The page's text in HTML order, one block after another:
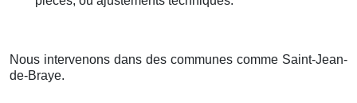
Nous intervenons dans des communes comme Saint-Jean-
de-Braye.